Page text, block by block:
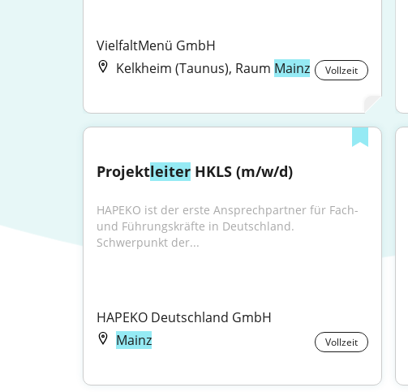
VielfaltMenü GmbH
Kelkheim (Taunus), Raum Mainz Vollzeit
Projektleiter HKLS (m/w/d)
HAPEKO ist der erste Ansprechpartner für Fach-
und Führungskräfte in Deutschland.
Schwerpunkt der...
HAPEKO Deutschland GmbH
Mainz
Vollzeit